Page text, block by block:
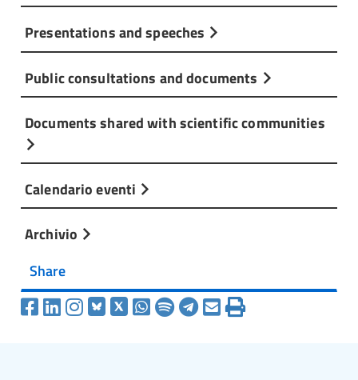
Presentations and speeches
Public consultations and documents
Documents shared with scientific communities
Calendario eventi
Archivio
Share